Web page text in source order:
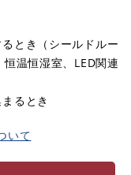
とき（シールドルー
温恒湿室、LED関連
るとき
いて